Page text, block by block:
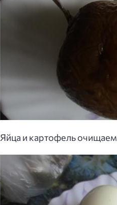
Яйца и картофель